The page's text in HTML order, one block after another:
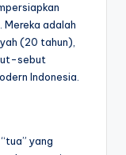
Mereka adalah
(20 tahun),
sebut
Indonesia.
yang